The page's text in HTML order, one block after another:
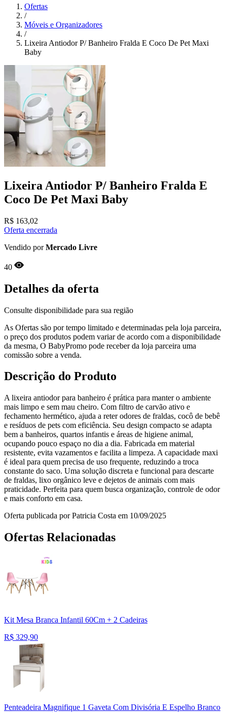
Ofertas
/
Móveis e Organizadores
/
Lixeira Antiodor P/ Banheiro Fralda E Coco De Pet Maxi
Baby
Lixeira Antiodor P/ Banheiro Fralda E
Coco De Pet Maxi Baby
R$ 163,02
Oferta encerrada
Vendido porMercado Livre
40
Detalhes da oferta
Consulte disponibilidade para sua região
As Ofertas são por tempo limitado e determinadas pela loja parceira,
o preço dos produtos podem variar de acordo com a disponibilidade
da mesma, O BabyPromo pode receber da loja parceira uma
comissão sobre a venda.
Descrição do Produto
A lixeira antiodor para banheiro é prática para manter o ambiente
mais limpo e sem mau cheiro. Com filtro de carvão ativo e
fechamento hermético, ajuda a reter odores de fraldas, cocô de bebê
e resíduos de pets com eficiência. Seu design compacto se adapta
bem a banheiros, quartos infantis e áreas de higiene animal,
ocupando pouco espaço no dia a dia. Fabricada em material
resistente, evita vazamentos e facilita a limpeza. A capacidade maxi
é ideal para quem precisa de uso frequente, reduzindo a troca
constante do saco. Uma solução discreta e funcional para descarte
de fraldas, lixo orgânico leve e dejetos de animais com mais
praticidade. Perfeita para quem busca organização, controle de odor
e mais conforto em casa.
Oferta publicada por Patricia Costa em 10/09/2025
Ofertas Relacionadas
Kit Mesa Branca Infantil 60Cm + 2 Cadeiras
R$ 329,90
Penteadeira Magnifique 1 Gaveta Com Divisória E Espelho Branco